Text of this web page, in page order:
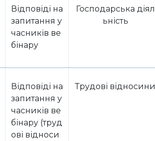
Відповіді на
запитання у
часників ве
бінару
Господарська діял
ьність
Відповіді на
запитання у
часників ве
бінару (труд
ові відноси
Трудові відносини